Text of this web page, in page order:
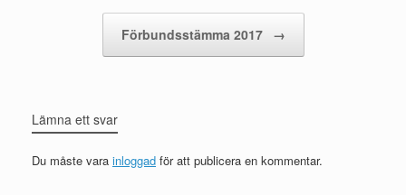
Förbundsstämma 2017 →
Lämna ett svar
Du måste vara inloggad för att publicera en kommentar.